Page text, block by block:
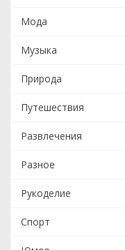
Мода
Музыка
Природа
Путешествия
Развлечения
Разное
Рукоделие
Спорт